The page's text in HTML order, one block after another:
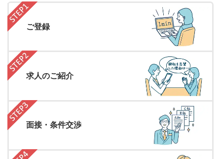
ご登録
求人のご紹介
面接・条件交渉